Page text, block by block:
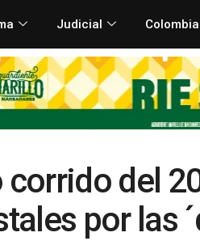
Judicial Colombia
corrido del
por las